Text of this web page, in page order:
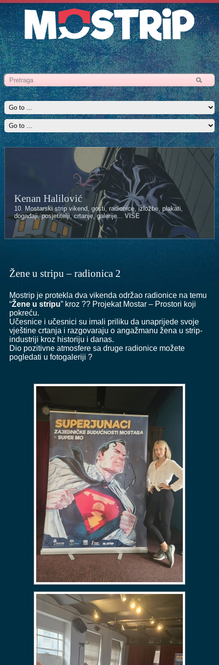
Kenan Halilović
10. Mostarski strip vikend, gosti, radionice, izložbe, plakati,
događaji, posjetitelji, crtanje, galerije... VIŠE
Žene u stripu – radionica 2
Mostrip je protekla dva vikenda održao radionice na temu
“Žene u stripu” kroz ?? Projekat Mostar – Prostori koji
pokreću.
Učesnice i učesnici su imali priliku da unaprijede svoje
vještine crtanja i razgovaraju o angažmanu žena u strip-
industriji kroz historiju i danas.
Dio pozitivne atmosfere sa druge radionice možete
pogledati u fotogaleriji ?